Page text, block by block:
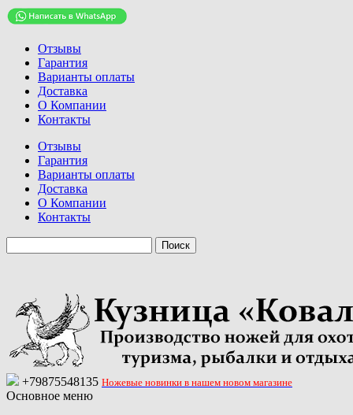
Отзывы
Гарантия
Варианты оплаты
Доставка
О Компании
Контакты
Отзывы
Гарантия
Варианты оплаты
Доставка
О Компании
Контакты
+79875548135 Ножевые новинки в нашем новом магазине
Основное меню